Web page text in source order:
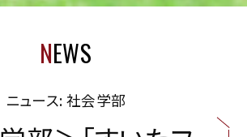
NEWS
ニュース: 社会学部